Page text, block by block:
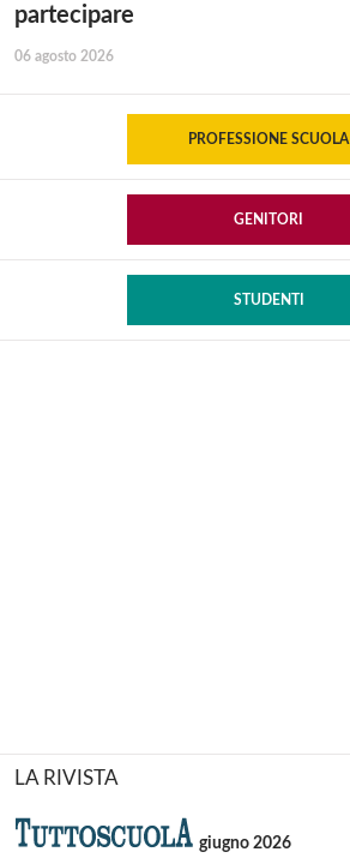
partecipare
06 agosto 2026
PROFESSIONE SCUOLA
GENITORI
STUDENTI
LA RIVISTA
giugno 2026